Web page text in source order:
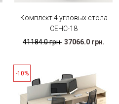
Комплект 4 угловых стола
СЕНС-18
41184.0 грн. 37066.0 грн.
-10%